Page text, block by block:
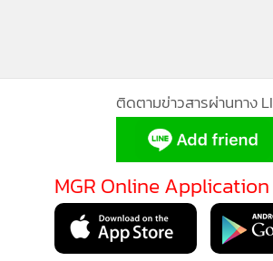
1,875
200
“กปปส.สงขลา
ไปรษณีย์ เขต 9
เลือกตั้ง
“ผอ.เขตลาออ
แสดงเพิ่มเติม
กำลังโหลด...